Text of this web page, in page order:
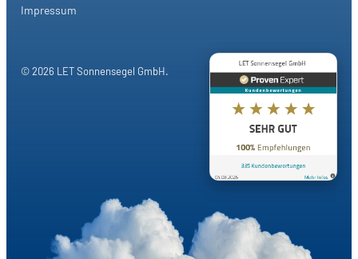
Impressum
© 2026 LET Sonnensegel GmbH.